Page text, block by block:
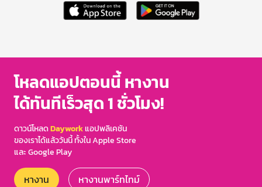
โหลดแอปตอนนี้ หางาน
ได้ทันทีเร็วสุด 1 ชั่วโมง!
ดาวน์โหลดDayworkแอปพลิเคชัน
ของเราได้แล้ววันนี้ ทั้งใน Apple Store
และ Google Play
หางาน หางานพาร์ทไทม์